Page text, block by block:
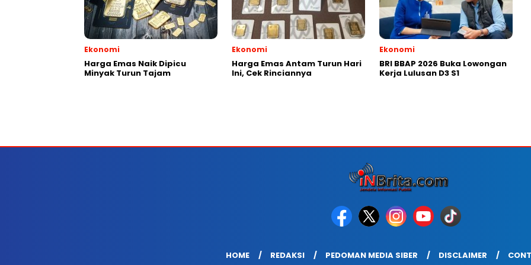
Ekonomi
Harga Emas Naik Dipicu
Minyak Turun Tajam
Ekonomi
Harga Emas Antam Turun Hari
Ini, Cek Rinciannya
Ekonomi
BRI BBAP 2026 Buka Lowongan
Kerja Lulusan D3 S1
HOME REDAKSI PEDOMAN MEDIA SIBER DISCLAIMER